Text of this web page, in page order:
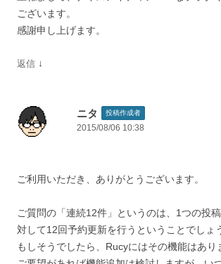
ございます。
感謝申し上げます。
返信 ↓
ニタ 投稿作成者
2015/08/06 10:38
ご利用いただき、ありがとうございます。
ご質問の「連続12件」というのは、1つの投
対して12回予約更新を行うということでしょ
もしそうでしたら、Rucyにはその機能はあり